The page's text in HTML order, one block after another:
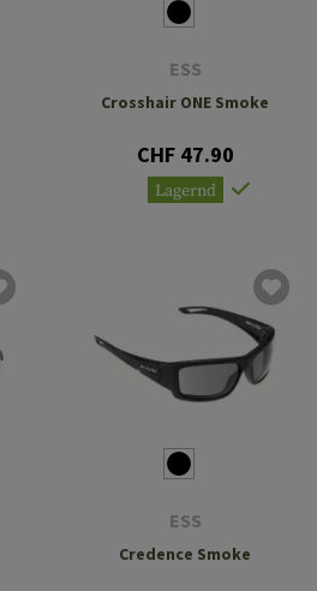
ESS
Crosshair ONE Smoke
CHF 47.90
Lagernd
ESS
Credence Smoke